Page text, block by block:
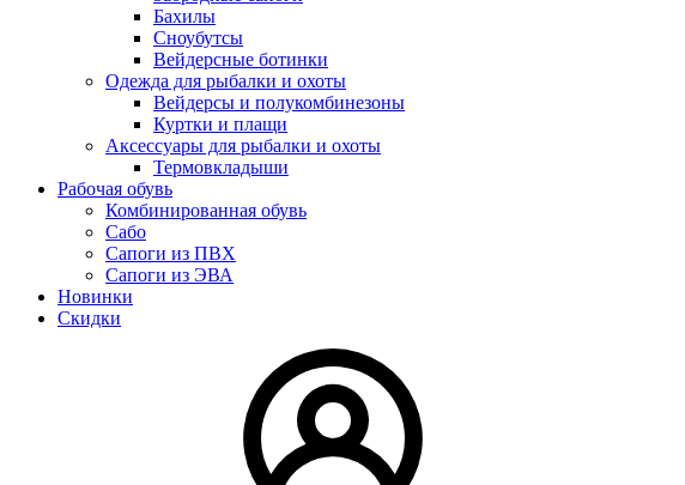
Бахилы
Сноубутсы
Вейдерсные ботинки
Одежда для рыбалки и охоты
Вейдерсы и полукомбинезоны
Куртки и плащи
Аксессуары для рыбалки и охоты
Термовкладыши
Рабочая обувь
Комбинированная обувь
Сабо
Сапоги из ПВХ
Сапоги из ЭВА
Новинки
Скидки